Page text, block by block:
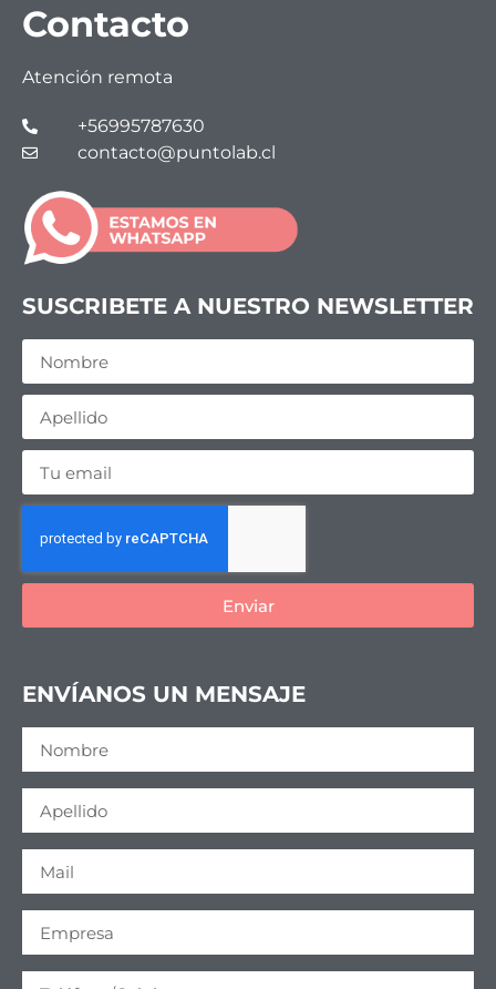
Contacto
Atención remota
+56995787630
contacto@puntolab.cl
SUSCRIBETE A NUESTRO NEWSLETTER
Enviar
ENVÍANOS UN MENSAJE